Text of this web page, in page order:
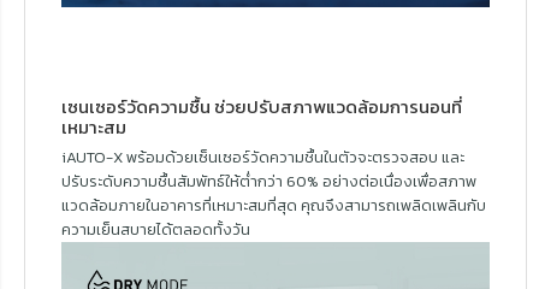
เซนเซอร์วัดความชื้น ช่วยปรับสภาพแวดล้อมการนอนที่
เหมาะสม
iAUTO-X พร้อมด้วยเซ็นเซอร์วัดความชื้นในตัวจะตรวจสอบ และ
ปรับระดับความชื้นสัมพัทธ์ให้ต่ำกว่า 60% อย่างต่อเนื่องเพื่อสภาพ
แวดล้อมภายในอาคารที่เหมาะสมที่สุด คุณจึงสามารถเพลิดเพลินกับ
ความเย็นสบายได้ตลอดทั้งวัน